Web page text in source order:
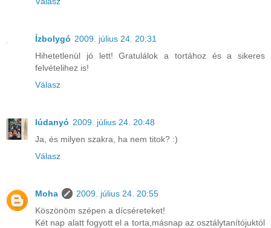
Ízbolygó 2009. július 24. 20:31
Hihetetlenül jó lett! Gratulálok a tortához és a sikeres
felvételihez is!
Válasz
lúdanyó 2009. július 24. 20:48
Ja, és milyen szakra, ha nem titok? :)
Válasz
Moha
2009. július 24. 20:55
Köszönöm szépen a dícséreteket!
Két nap alatt fogyott el a torta,másnap az osztálytanítójuktól